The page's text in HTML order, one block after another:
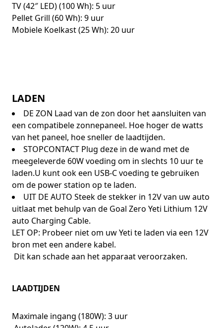
TV (42″ LED) (100 Wh): 5 uur
Pellet Grill (60 Wh): 9 uur
Mobiele Koelkast (25 Wh): 20 uur
LADEN
DE ZON Laad van de zon door het aansluiten van
een compatibele zonnepaneel. Hoe hoger de watts
van het paneel, hoe sneller de laadtijden.
STOPCONTACT Plug deze in de wand met de
meegeleverde 60W voeding om in slechts 10 uur te
laden.U kunt ook een USB-C voeding te gebruiken
om de power station op te laden.
UIT DE AUTO Steek de stekker in 12V van uw auto
uitlaat met behulp van de Goal Zero Yeti Lithium 12V
auto Charging Cable.
LET OP: Probeer niet om uw Yeti te laden via een 12V
bron met een andere kabel.
Dit kan schade aan het apparaat veroorzaken.
LAADTIJDEN
Maximale ingang (180W): 3 uur